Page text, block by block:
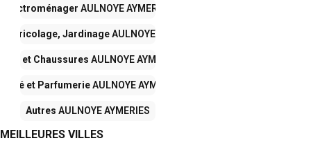
Électroménager AULNOYE AYMERIES
Bricolage, JardinageAULNOYE AYMERIES
et Chaussures AULNOYE AYMERIES
et ParfumerieAULNOYE AYMERIES
Autres AULNOYE AYMERIES
MEILLEURES VILLES